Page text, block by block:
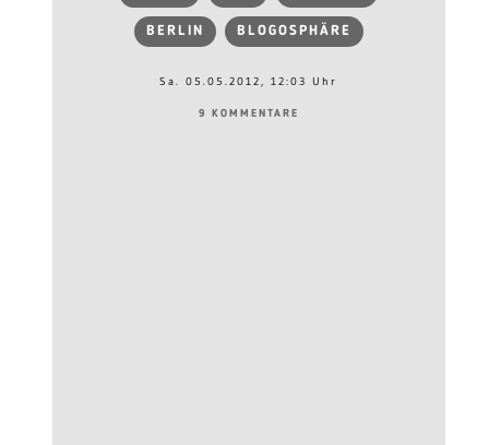
BERLIN BLOGOSPHÄRE
Sa. 05.05.2012, 12:03 Uhr
9 KOMMENTARE